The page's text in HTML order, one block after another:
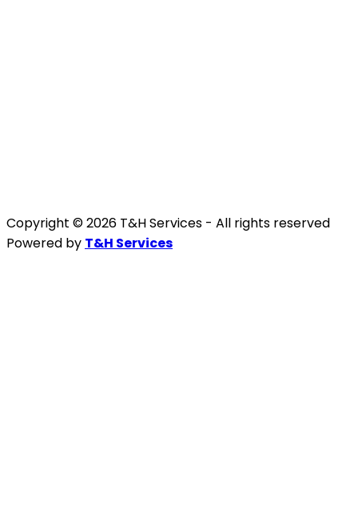
Copyright © 2026 T&H Services - All rights reserved
Powered by T&H Services